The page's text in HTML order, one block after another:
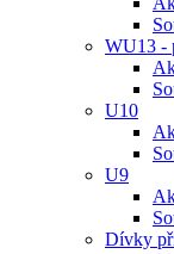
WU13 -
U10
U9
Dívky